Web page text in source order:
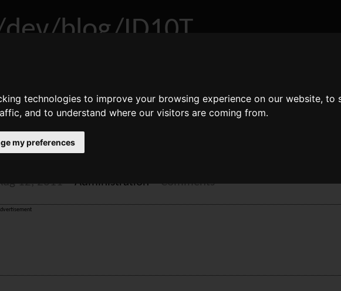
technologies to improve your browsing experience on our website,
and to understand where our visitors are coming from.
my preferences
blog/ID10T
12, 2011•Administration •Comments